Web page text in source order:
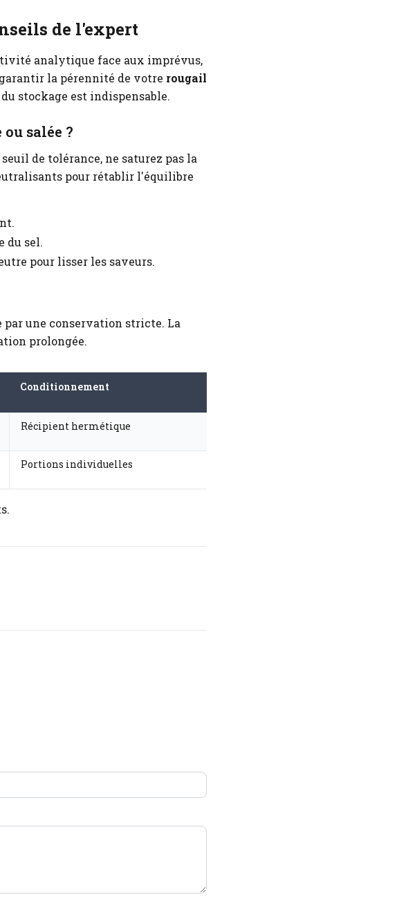
de l'expert
analytique face aux imprévus,
la pérennité de votre rougail
stockage est indispensable.
salée ?
de tolérance, ne saturez pas la
pour rétablir l'équilibre
du sel.
pour lisser les saveurs.
une conservation stricte. La
prolongée.
Conditionnement
Récipient hermétique
Portions individuelles